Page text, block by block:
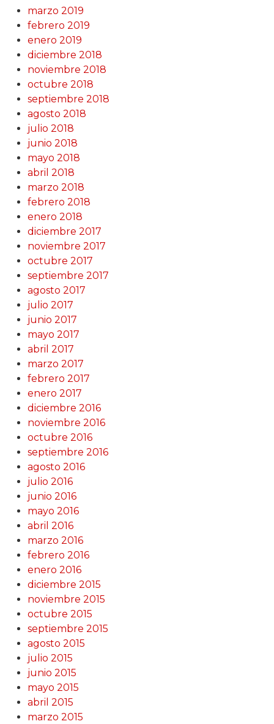
marzo 2019
febrero 2019
enero 2019
diciembre 2018
noviembre 2018
octubre 2018
septiembre 2018
agosto 2018
julio 2018
junio 2018
mayo 2018
abril 2018
marzo 2018
febrero 2018
enero 2018
diciembre 2017
noviembre 2017
octubre 2017
septiembre 2017
agosto 2017
julio 2017
junio 2017
mayo 2017
abril 2017
marzo 2017
febrero 2017
enero 2017
diciembre 2016
noviembre 2016
octubre 2016
septiembre 2016
agosto 2016
julio 2016
junio 2016
mayo 2016
abril 2016
marzo 2016
febrero 2016
enero 2016
diciembre 2015
noviembre 2015
octubre 2015
septiembre 2015
agosto 2015
julio 2015
junio 2015
mayo 2015
abril 2015
marzo 2015